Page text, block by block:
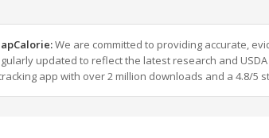
We are committed to providing accurate,
updated to reflect the latest research and
app with over 2 million downloads and a 4.8/5